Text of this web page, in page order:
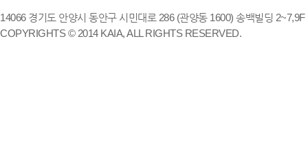
14066 경기도 안양시 동안구 시민대로 286 (관양동 1600) 송백빌딩
COPYRIGHTS © 2014 KAIA, ALL RIGHTS RESERVED.